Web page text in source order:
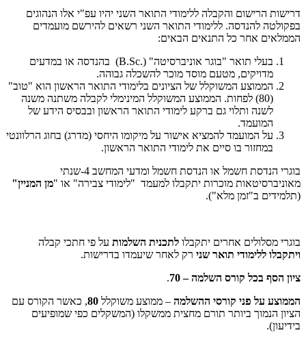
דרישות הרישום והקבלה ללימודי התואר השני יהיו עפ"י אלו הנהוגים
בפקולטה להנדסה. ללימודי התואר השני רשאים להירשם מועמדים
הממלאים אחר כל התנאים הבאים:
בעלי תואר "בוגר אוניברסיטה" (B.Sc.) בהנדסה או במדעים
מדויקים, מטעם מוסד מוכר להשכלה גבוהה.
הממוצע המשוקלל של הציונים בלימודי התואר הראשון הוא "טוב"
(80) לפחות. הממוצע המשוקלל המינימלי לקבלה משתנה משנה
לשנה ותלוי גם ברקע לימודי התואר הראשון ובבסיס הידע של
המועמד.
על המועמד להמציא אישור על מיקומו היחסי (מדרג) בחוג הרלוונטי
במחזור בו סיים את לימודי התואר הראשון.
בוגרי הנדסת חשמל או הנדסת חשמל ומדעי המחשב 4-שנתי
מאוניברסיטאות מוכרות יתקבלו למעמד "לימודי צבירה" או "מן המניין"
(תלמידים ב"זמן מלא").
בוגרי מסלולים אחרים יתקבלו לתכנית השלמות על פי חתכי קבלה
ויתקבלו ללימודי תואר שני רק לאחר שיעמדו בדרישות.
ציון הסף בכל קורס השלמה – 70
.
הממוצע על פני קורסי ההשלמה – ממוצע משוקלל 80, כאשר הקורס עם
הציון הנמוך ביותר תורם מחצית ממשקלו (המשקלים כפי שמופיעים
בידיעון).